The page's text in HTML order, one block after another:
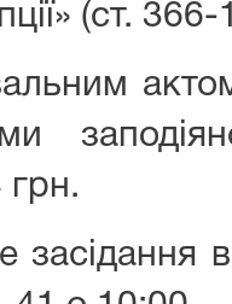
(ст.
грн.
засідання